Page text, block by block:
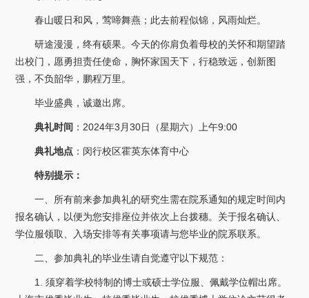
专项工作
信息公开
关于我们
选择身份
下载中心 联系我们 EN
春山暖日和风，莺啼舞燕；此去前程似锦，风雨灿烂。
研途漫漫，终有硕果。今天的你肩负着母校的关怀和期望踏
出校门，愿勇担责任使命，胸怀家国天下，行稳致远，创新图
强，不负韶华，鹏程万里。
毕业盛典，诚邀出席。
典礼时间 ：2024年3月30日（星期六）上午9:00
典礼地点 ：闵行校区霍英东体育中心
特别提示：
一、所有前来参加典礼的研究生需在院系通知的规定时间内
报名确认，以便为您安排座位并依次上台拨穗。关于报名确认、
学位服领取、入场安排等有关事项请与您毕业的院系联系。
二、参加典礼的毕业生请自觉遵守以下规范：
1. 须穿着学校特制的博士或硕士学位服、佩戴学位帽出席。